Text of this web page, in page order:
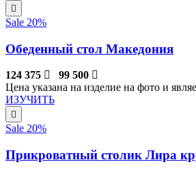
Sale 20%
Обеденный стол Македония
124 375
99 500
Цена указана на изделие на фото и
ИЗУЧИТЬ
Sale 20%
Прикроватный столик Лира